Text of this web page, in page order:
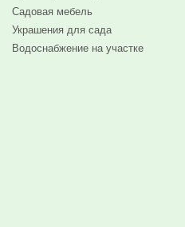
Садовая мебель
Украшения для сада
Водоснабжение на участке